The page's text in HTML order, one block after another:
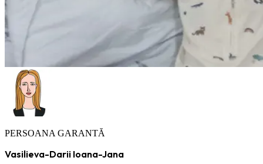
PERSOANA GARANTĂ
Vasilieva-Darii Ioana-Jana